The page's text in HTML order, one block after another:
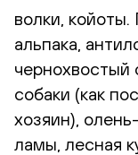
волки,
альпака,
чернохвостый
собаки (как
хозяин),
ламы, лесная